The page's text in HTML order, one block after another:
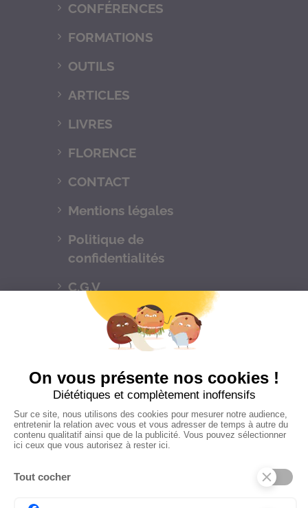
CONFÉRENCES
FORMATIONS
OUTILS
ARTICLES
LIVRES
FLORENCE
CONTACT
Mentions légales
Politique de
confidentialités
C.G.V
Suivez-nous
CONTACTEZ-NOUS